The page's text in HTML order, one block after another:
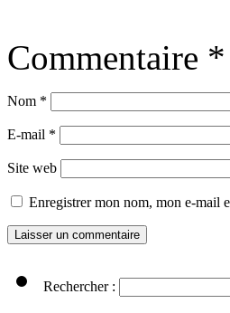
Commentaire *
Nom *
E-mail *
Site web
Enregistrer mon nom, mon e-mail
Rechercher :